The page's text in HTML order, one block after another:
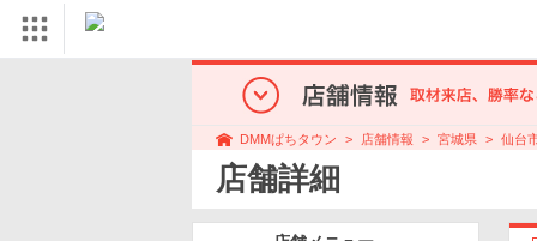
DMMぱちタウン 店舗情報 宮城県 仙台
店舗詳細